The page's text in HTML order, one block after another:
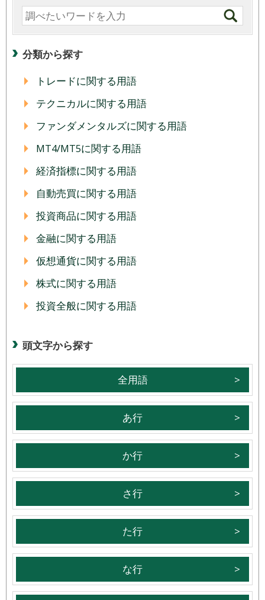
分類から探す
トレードに関する用語
テクニカルに関する用語
ファンダメンタルズに関する用語
MT4/MT5に関する用語
経済指標に関する用語
自動売買に関する用語
投資商品に関する用語
金融に関する用語
仮想通貨に関する用語
株式に関する用語
投資全般に関する用語
頭文字から探す
全用語
あ行
か行
さ行
た行
な行